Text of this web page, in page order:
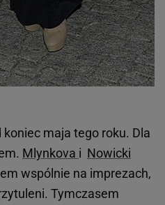
koniec maja tego roku. Dla
Mlynkova i Nowicki
wspólnie na imprezach,
Tymczasem